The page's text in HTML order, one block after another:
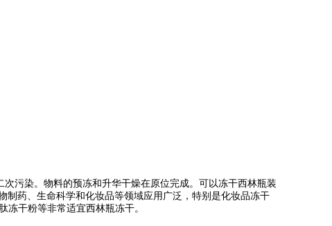
污染。物料的预冻和升华干燥在原位完成。可以冻干西林瓶装
药、生命科学和化妆品等领域应用广泛，特别是化妆品冻干
干粉等非常适宜西林瓶冻干。